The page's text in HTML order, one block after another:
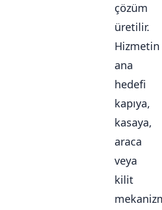
çözüm
üretilir.
Hizmetin
ana
hedefi
kapıya,
kasaya,
araca
veya
kilit